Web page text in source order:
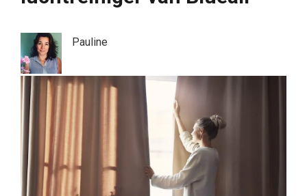
Pauline